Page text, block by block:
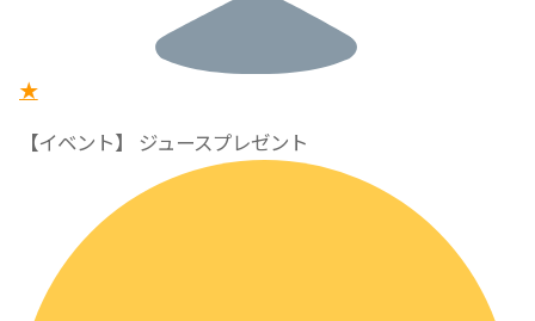
★
【イベント】 ジュースプレゼント